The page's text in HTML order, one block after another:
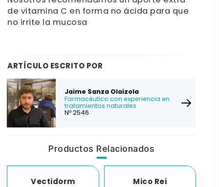
de vitamina C en forma no ácida para que
no irrite la mucosa
ARTÍCULO ESCRITO POR
Jaime Sanza Olaizola
Farmacéutico con experiencia en
tratamientos naturales
Nº 2546
Productos Relacionados
Vectidorm Mico Rei